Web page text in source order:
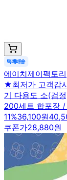
에이치제이팩토리
★최저가 고객감
기 다용도 소(검
200세트 합포장 /
11%36,100원
쿠폰가28,880원